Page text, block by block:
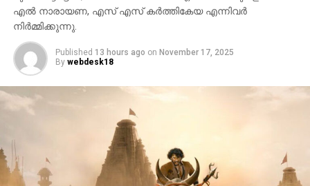
എൽ നാരായണ, എസ് എസ് കർത്തികേയ എന്നിവർ
നിർമ്മിക്കുന്നു.
Published 13 hours ago on November 17, 2025
By webdesk18